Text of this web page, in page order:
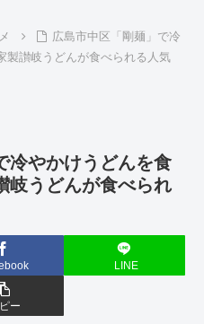
広島市中区「剛麺」で冷
製讃岐うどんが食べられる人気
冷やかけうどんを食
岐うどんが食べられ
LINE
ー